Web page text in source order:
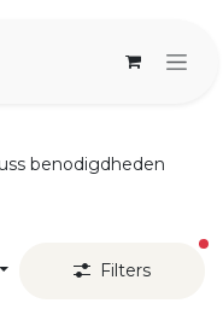
benodigdheden
Filters